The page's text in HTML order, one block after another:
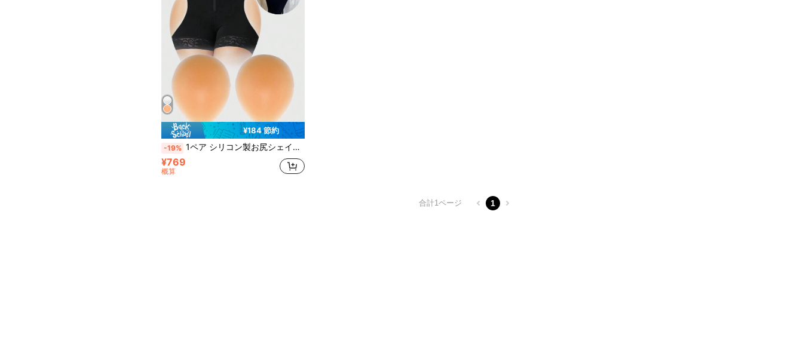
¥184 節約
-19% 1ペア シリコン製お尻シェイプシール、目立たず痛くない、お尻の凹凸を改善、ヨガパンツ、レギンス、タイトパンツなどのアウトフィットに適しています
¥769
概算
合計1ページ 1